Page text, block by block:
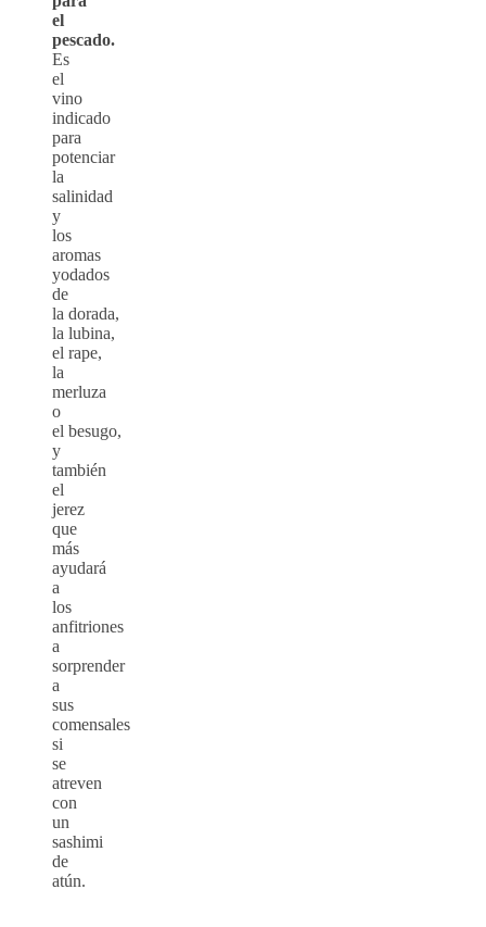
el
pescado.
Es
el
vino
indicado
para
potenciar
la
salinidad
y
los
aromas
yodados
de
la dorada,
la lubina,
el rape,
la
merluza
o
el besugo,
y
también
el
jerez
que
más
ayudará
a
los
anfitriones
a
sorprender
a
sus
comensales
si
se
atreven
con
un
sashimi
de
atún.